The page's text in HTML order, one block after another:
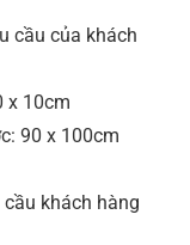
cầu của khách
x 10cm
90 x 100cm
khách hàng